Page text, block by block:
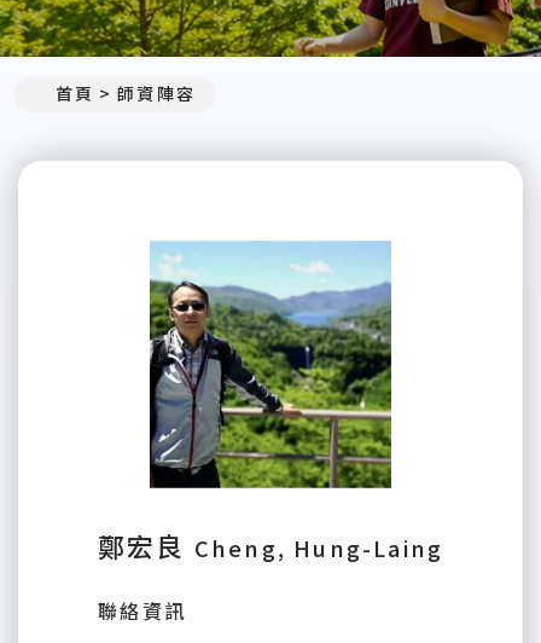
首頁 師資陣容
鄭宏良 Cheng, Hung-Laing
聯絡資訊